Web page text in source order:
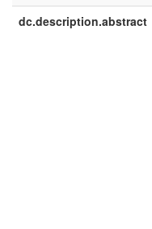
dc.description.abstract